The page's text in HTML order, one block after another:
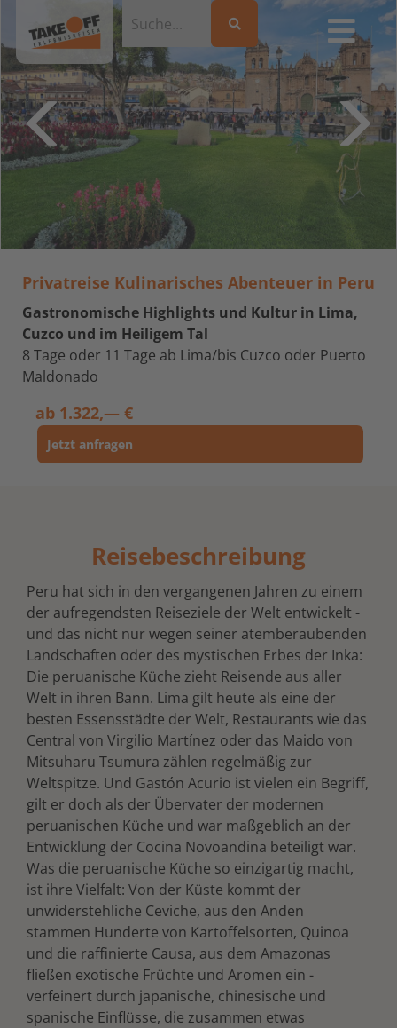
Privatreise Kulinarisches Abenteuer in Peru
Gastronomische Highlights und Kultur in Lima,
Cuzco und im Heiligem Tal
8 Tage oder 11 Tage ab Lima/bis Cuzco oder Puerto
Maldonado
ab 1.322,— €
Jetzt anfragen
Reisebeschreibung
Peru hat sich in den vergangenen Jahren zu einem
der aufregendsten Reiseziele der Welt entwickelt -
und das nicht nur wegen seiner atemberaubenden
Landschaften oder des mystischen Erbes der Inka:
Die peruanische Küche zieht Reisende aus aller
Welt in ihren Bann. Lima gilt heute als eine der
besten Essensstädte der Welt, Restaurants wie das
Central von Virgilio Martínez oder das Maido von
Mitsuharu Tsumura zählen regelmäßig zur
Weltspitze. Und Gastón Acurio ist vielen ein Begriff,
gilt er doch als der Übervater der modernen
peruanischen Küche und war maßgeblich an der
Entwicklung der Cocina Novoandina beteiligt war.
Was die peruanische Küche so einzigartig macht,
ist ihre Vielfalt: Von der Küste kommt der
unwiderstehliche Ceviche, aus den Anden
stammen Hunderte von Kartoffelsorten, Quinoa
und die raffinierte Causa, aus dem Amazonas
fließen exotische Früchte und Aromen ein -
verfeinert durch japanische, chinesische und
spanische Einflüsse, die zusammen etwas